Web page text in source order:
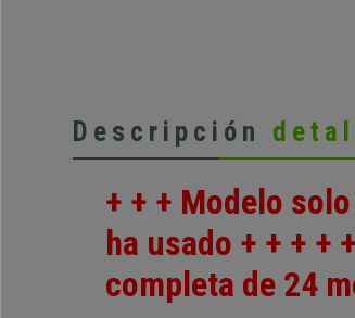
Descripción
+ + + Modelo
ha usado + + + +
completa de 24